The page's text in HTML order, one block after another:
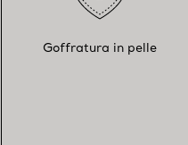
Goffratura in pelle